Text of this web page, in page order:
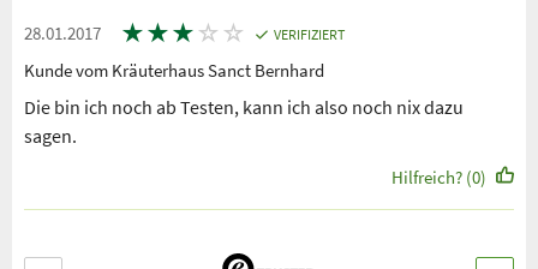
28.01.2017 ★★★ ☆ ☆ VERIFIZIERT
Kunde vom Kräuterhaus Sanct Bernhard
Die bin ich noch ab Testen, kann ich also noch nix dazu
sagen.
Hilfreich? (0)